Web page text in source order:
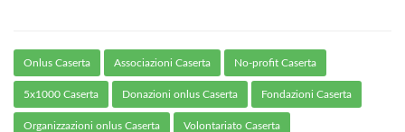
Onlus Caserta Associazioni Caserta No-profit Caserta
5x1000 Caserta Donazioni onlus Caserta Fondazioni Caserta
Organizzazioni onlus Caserta Volontariato Caserta